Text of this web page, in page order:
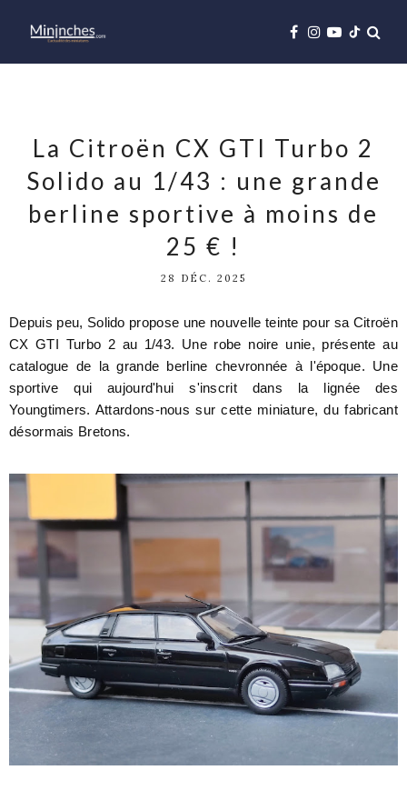
La Citroën CX GTI Turbo 2
Solido au 1/43 : une grande
berline sportive à moins de
25 € !
28 DÉC. 2025
Depuis peu, Solido propose une nouvelle teinte pour sa Citroën
CX GTI Turbo 2 au 1/43. Une robe noire unie, présente au
catalogue de la grande berline chevronnée à l'époque. Une
sportive qui aujourd'hui s'inscrit dans la lignée des
Youngtimers. Attardons-nous sur cette miniature, du fabricant
désormais Bretons.